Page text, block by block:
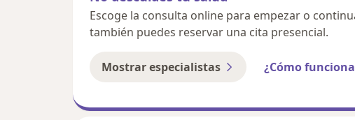
Escoge la consulta online para empezar o
también puedes reservar una cita presencial.
Mostrar especialistas ¿Cómo